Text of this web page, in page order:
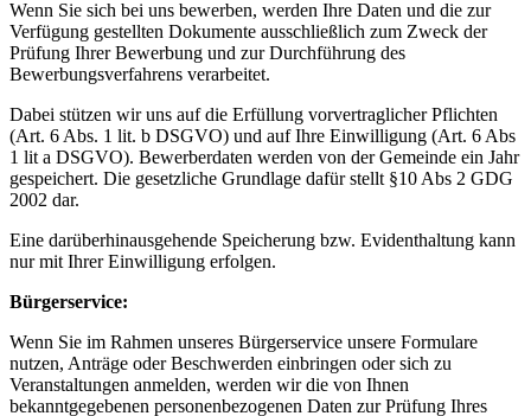
Wenn Sie sich bei uns bewerben, werden Ihre Daten und die zur
Verfügung gestellten Dokumente ausschließlich zum Zweck der
Prüfung Ihrer Bewerbung und zur Durchführung des
Bewerbungsverfahrens verarbeitet.
Dabei stützen wir uns auf die Erfüllung vorvertraglicher Pflichten
(Art. 6 Abs. 1 lit. b DSGVO) und auf Ihre Einwilligung (Art. 6 Abs
1 lit a DSGVO). Bewerberdaten werden von der Gemeinde ein Jahr
gespeichert. Die gesetzliche Grundlage dafür stellt §10 Abs 2 GDG
2002 dar.
Eine darüberhinausgehende Speicherung bzw. Evidenthaltung kann
nur mit Ihrer Einwilligung erfolgen.
Bürgerservice:
Wenn Sie im Rahmen unseres Bürgerservice unsere Formulare
nutzen, Anträge oder Beschwerden einbringen oder sich zu
Veranstaltungen anmelden, werden wir die von Ihnen
bekanntgegebenen personenbezogenen Daten zur Prüfung Ihres